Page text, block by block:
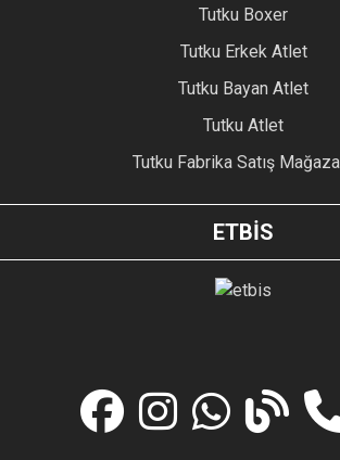
Tutku Boxer
Tutku Erkek Atlet
Tutku Bayan Atlet
Tutku Atlet
Tutku Fabrika Satış
ETBİS